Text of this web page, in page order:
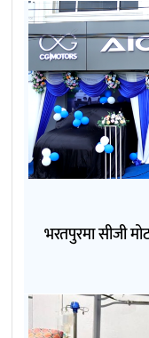
भरतपुरमा सीजी